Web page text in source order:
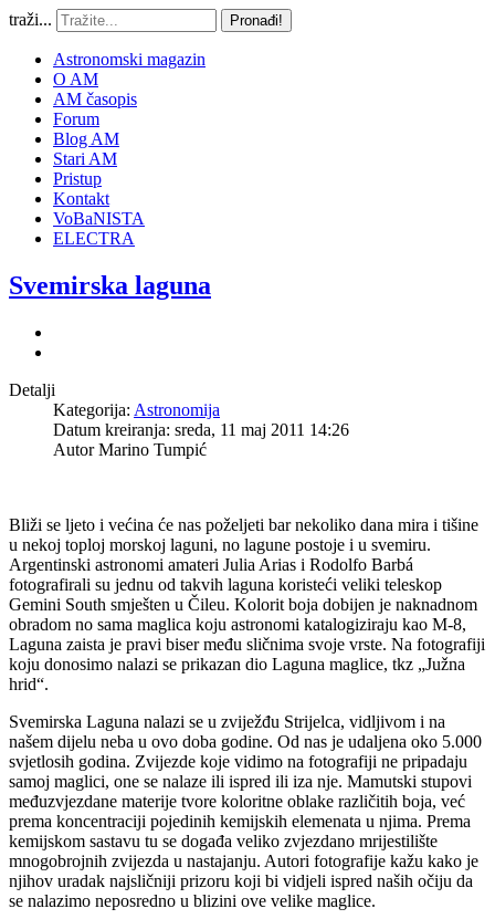
traži... Pronađi!
Astronomski magazin
O AM
AM časopis
Forum
Blog AM
Stari AM
Pristup
Kontakt
VoBaNISTA
ELECTRA
Svemirska laguna
Detalji
Kategorija: Astronomija
Datum kreiranja: sreda, 11 maj 2011 14:26
AutorMarino Tumpić
Bliži se ljeto i većina će nas poželjeti bar nekoliko dana mira i tišine
u nekoj toploj morskoj laguni, no lagune postoje i u svemiru.
Argentinski astronomi amateri Julia Arias i Rodolfo Barbá
fotografirali su jednu od takvih laguna koristeći veliki teleskop
Gemini South smješten u Čileu. Kolorit boja dobijen je naknadnom
obradom no sama maglica koju astronomi katalogiziraju kao M-8,
Laguna zaista je pravi biser među sličnima svoje vrste. Na fotografiji
koju donosimo nalazi se prikazan dio Laguna maglice, tkz „Južna
hrid“.
Svemirska Laguna nalazi se u zviježđu Strijelca, vidljivom i na
našem dijelu neba u ovo doba godine. Od nas je udaljena oko 5.000
svjetlosih godina. Zvijezde koje vidimo na fotografiji ne pripadaju
samoj maglici, one se nalaze ili ispred ili iza nje. Mamutski stupovi
međuzvjezdane materije tvore koloritne oblake različitih boja, već
prema koncentraciji pojedinih kemijskih elemenata u njima. Prema
kemijskom sastavu tu se događa veliko zvjezdano mrijestilište
mnogobrojnih zvijezda u nastajanju. Autori fotografije kažu kako je
njihov uradak najsličniji prizoru koji bi vidjeli ispred naših očiju da
se nalazimo neposredno u blizini ove velike maglice.